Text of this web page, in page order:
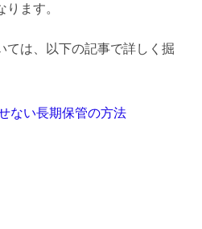
ます。
ては、以下の記事で詳しく掘
ない長期保管の方法